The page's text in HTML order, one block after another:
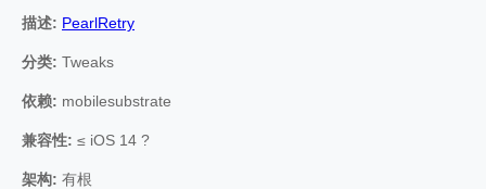
描述: PearlRetry
分类: Tweaks
依赖: mobilesubstrate
兼容性: ≤ iOS 14 ?
架构: 有根